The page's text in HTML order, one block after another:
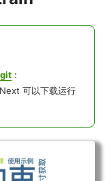
git :
可以下载运行